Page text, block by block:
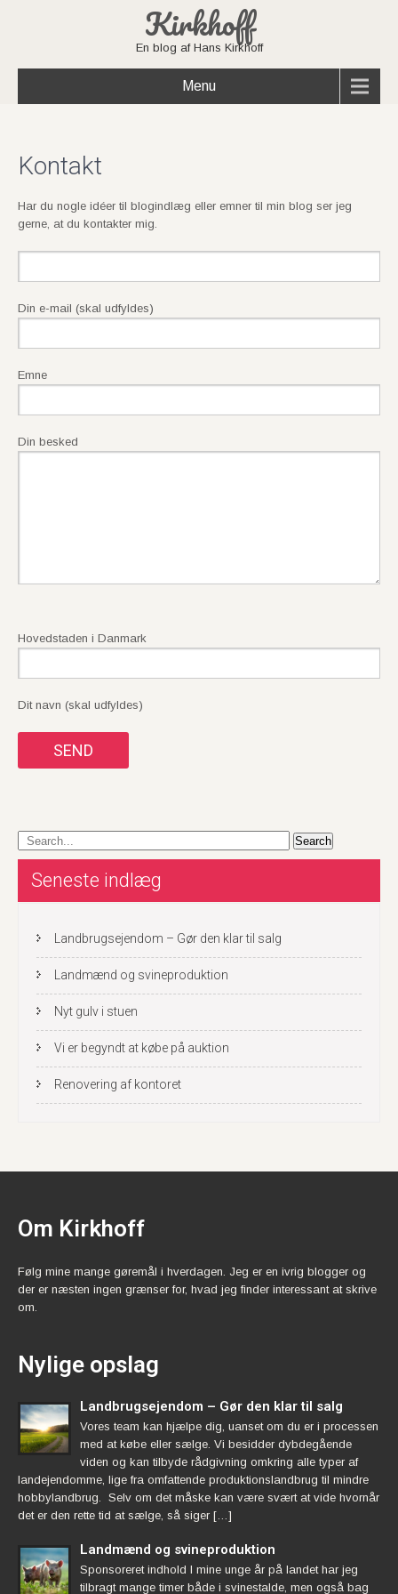
Kirkhoff
En blog af Hans Kirkhoff
Menu
Kontakt
Har du nogle idéer til blogindlæg eller emner til min blog ser jeg
gerne, at du kontakter mig.
Din e-mail (skal udfyldes)
Emne
Din besked
Hovedstaden i Danmark
Dit navn (skal udfyldes)
Seneste indlæg
Landbrugsejendom – Gør den klar til salg
Landmænd og svineproduktion
Nyt gulv i stuen
Vi er begyndt at købe på auktion
Renovering af kontoret
Om Kirkhoff
Følg mine mange gøremål i hverdagen. Jeg er en ivrig blogger og
der er næsten ingen grænser for, hvad jeg finder interessant at skrive
om.
Nylige opslag
Landbrugsejendom – Gør den klar til salg
Vores team kan hjælpe dig, uanset om du er i processen
med at købe eller sælge. Vi besidder dybdegående
viden og kan tilbyde rådgivning omkring alle typer af
landejendomme, lige fra omfattende produktionslandbrug til mindre
hobbylandbrug. Selv om det måske kan være svært at vide hvornår
det er den rette tid at sælge, så siger […]
Landmænd og svineproduktion
Sponsoreret indhold I mine unge år på landet har jeg
tilbragt mange timer både i svinestalde, men også bag